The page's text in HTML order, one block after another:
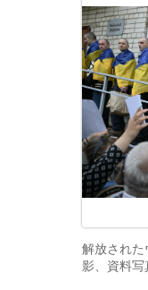
解放された
影、資料写